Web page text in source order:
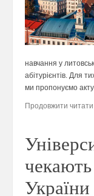
навчання у
абітурієнтів. Для
ми пропонуємо
Продовжити читати
чекають
України